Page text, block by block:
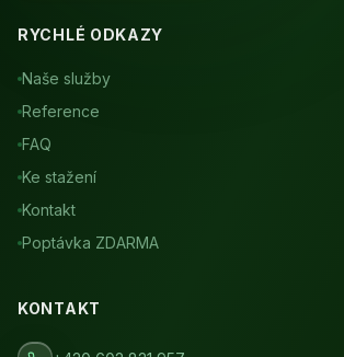
RYCHLÉ ODKAZY
Naše služby
Reference
FAQ
Ke stažení
Kontakt
Poptávka ZDARMA
KONTAKT